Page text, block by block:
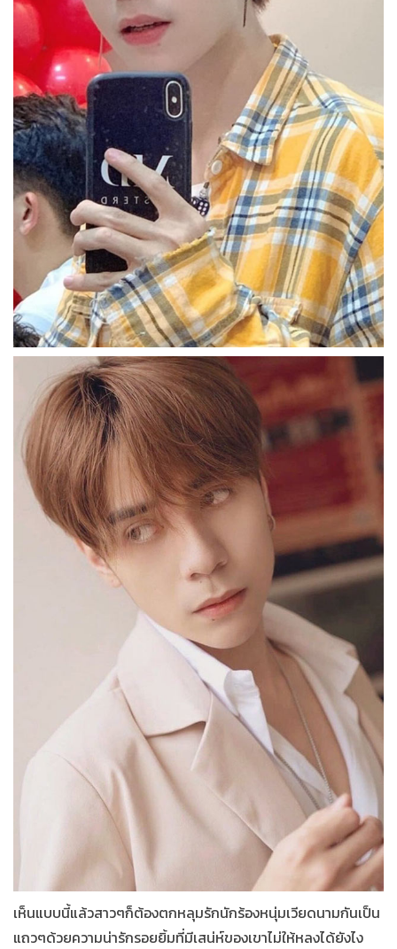
เห็นแบบนี้แล้วสาวๆก็ต้องตกหลุมรักนักร้องหนุ่มเวียดนามกันเป็น
แถวๆด้วยความน่ารักรอยยิ้มที่มีเสน่ห์ของเขาไม่ให้หลงได้ยังไง